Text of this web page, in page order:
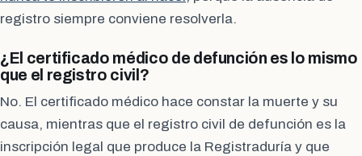
registro siempre conviene resolverla.
¿El certificado médico de defunción es lo mismo
que el registro civil?
No. El certificado médico hace constar la muerte y su
causa, mientras que el registro civil de defunción es la
inscripción legal que produce la Registraduría y que